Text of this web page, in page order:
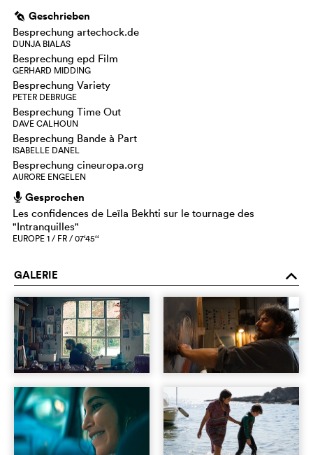
g Geschrieben
Besprechung artechock.de
DUNJA BIALAS
Besprechung epd Film
GERHARD MIDDING
Besprechung Variety
PETER DEBRUGE
Besprechung Time Out
DAVE CALHOUN
Besprechung Bande à Part
ISABELLE DANEL
Besprechung cineuropa.org
AURORE ENGELEN
h Gesprochen
Les confidences de Leïla Bekhti sur le tournage des
"Intranquilles"
EUROPE 1 / FR / 07‘45‘‘
GALERIE o